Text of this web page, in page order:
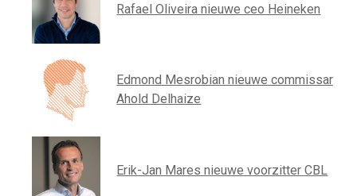
Rafael Oliveira nieuwe ceo Heineken
Edmond Mesrobian nieuwe commissaris
Ahold Delhaize
Erik-Jan Mares nieuwe voorzitter CBL